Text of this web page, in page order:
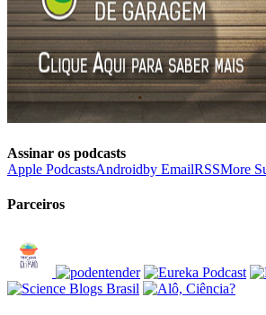
Assinar os podcasts
Apple PodcastsAndroidby EmailRSSMore
Parceiros